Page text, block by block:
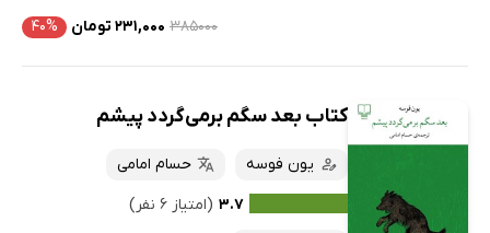
۳۸۵۰۰۰ ۲۳۱,۰۰۰ تومان ۴۰%
کتاب بعد سگم برمی‌گردد پیشم
یون فوسه
حسام امامی
۳.۷ (امتیاز ۶ نفر)